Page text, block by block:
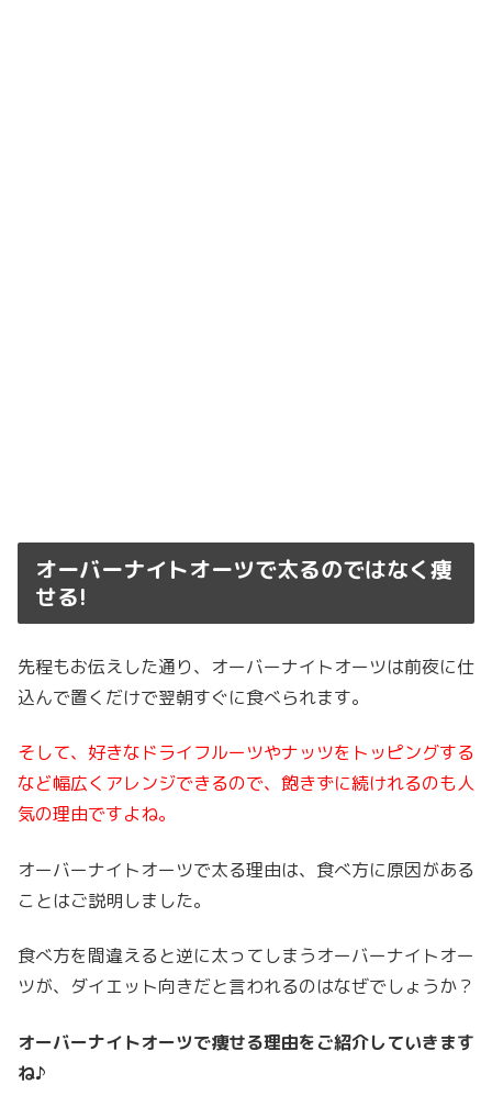
オーバーナイトオーツで太るのではなく痩
せる!
先程もお伝えした通り、オーバーナイトオーツは前夜に仕
込んで置くだけで翌朝すぐに食べられます。
そして、好きなドライフルーツやナッツをトッピングする
など幅広くアレンジできるので、飽きずに続けれるのも人
気の理由ですよね。
オーバーナイトオーツで太る理由は、食べ方に原因がある
ことはご説明しました。
食べ方を間違えると逆に太ってしまうオーバーナイトオー
ツが、ダイエット向きだと言われるのはなぜでしょうか？
オーバーナイトオーツで痩せる理由をご紹介していきます
ね♪